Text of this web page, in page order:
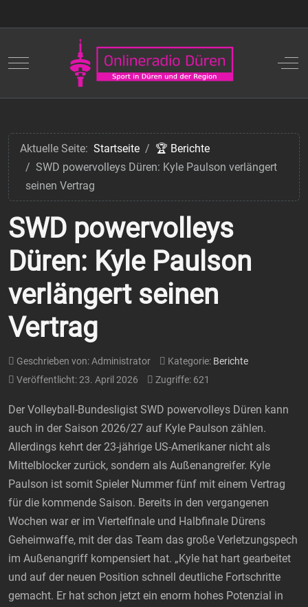
Mobile Menu Toggle Off-
Aktuelle Seite: Startseite
🏆 Berichte
SWD powervolleys Düren: Kyle Paulson verlängert
seinen Vertrag
SWD powervolleys
Düren: Kyle Paulson
verlängert seinen
Vertrag
Geschrieben von:Administrator Kategorie: Berichte
Veröffentlicht: 23. April 2026
Zugriffe: 621
Der Volleyball-Bundesligist SWD powervolleys Düren kann
auch in der Saison 2026/27 auf Kyle Paulson zählen.
Allerdings kehrt der 23-jährige US-Amerikaner nicht als
Mittelblocker zurück, sondern als Außenangreifer. Kyle
Paulson ist somit Spieler Nummer fünf mit einem Vertrag
für die kommende Saison. Bereits in den vergangenen
Wochen war er im Viertelfinale und Halbfinale Dürens
Geheimwaffe, mit der das Team das große Verletzungspech
im Außenangriff kompensiert hat. „Kyle hat hart gearbeitet
und auf der neuen Position schnell deutliche Fortschritte
gemacht. Er hat schon jetzt ein enorm hohes Potenzial in